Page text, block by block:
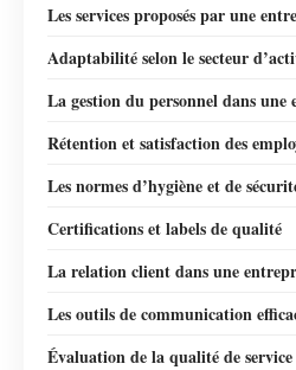
Les services proposés par une
Adaptabilité selon le secteur
La gestion du personnel dans
Rétention et satisfaction des
Les normes d’hygiène et de
Certifications et labels de qualité
La relation client dans une
Les outils de communication
Évaluation de la qualité de service